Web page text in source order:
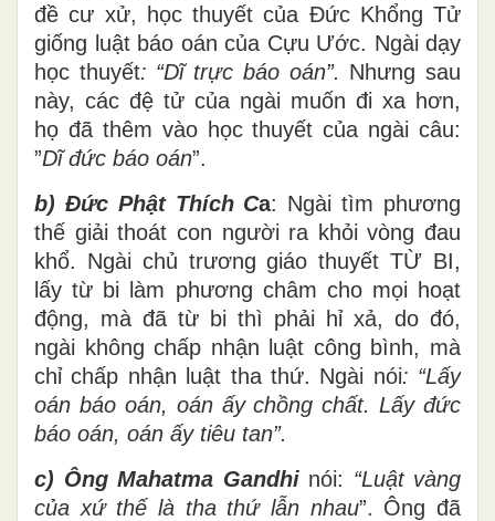
đề cư xử, học thuyết của Đức Khổng Tử
giống luật báo oán của Cựu Ước. Ngài dạy
học thuyết: “Dĩ trực báo oán”. Nhưng sau
này, các đệ tử của ngài muốn đi xa hơn,
họ đã thêm vào học thuyết của ngài câu:
”Dĩ đức báo oán”.
b) Đức Phật Thích Ca: Ngài tìm phương
thế giải thoát con người ra khỏi vòng đau
khổ. Ngài chủ trương giáo thuyết TỪ BI,
lấy từ bi làm phương châm cho mọi hoạt
động, mà đã từ bi thì phải hỉ xả, do đó,
ngài không chấp nhận luật công bình, mà
chỉ chấp nhận luật tha thứ. Ngài nói: “Lấy
oán báo oán, oán ấy chồng chất. Lấy đức
báo oán, oán ấy tiêu tan”.
c) Ông Mahatma Gandhinói: “Luật vàng
của xứ thế là tha thứ lẫn nhau”. Ông đã